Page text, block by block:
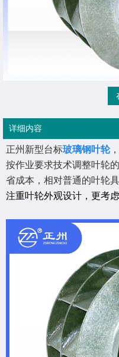
详细内容
正州新型台标玻璃钢叶轮
按作业要求技术调整叶轮
省成本，相对普通的叶轮
注重叶轮外观设计，更考